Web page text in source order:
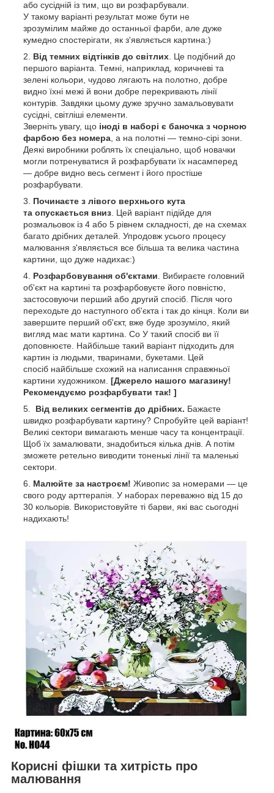
або сусідній із тим, що ви розфарбували.
У такому варіанті результат може бути не
зрозумілим майже до останньої фарби, але дуже
кумедно спостерігати, як з'являється картина:)
Від темних відтінків до світлих . Це подібний до
першого варіанта. Темні, наприклад, коричневі та
зелені кольори, чудово лягають на полотно, добре
видно їхні межі й вони добре перекривають лінії
контурів. Завдяки цьому дуже зручно замальовувати
сусідні, світліші елементи.
Зверніть увагу, що іноді в наборі є баночка з чорною
фарбою без номера , а на полотні — темно-сірі зони.
Деякі виробники роблять їх спеціально, щоб новачки
могли потренуватися й розфарбувати їх насамперед
— добре видно весь сегмент і його простіше
розфарбувати.
Починаєте з лівого верхнього кута
та опускається вниз . Цей варіант підійде для
розмальовок із 4 або 5 рівнем складності, де на схемах
багато дрібних деталей. Упродовж усього процесу
малювання з'являється все більша та велика частина
картини, що дуже надихає:)
Розфарбовування об'єктами . Вибираєте головний
об'єкт на картині та розфарбовуєте його повністю,
застосовуючи перший або другий спосіб. Після чого
переходьте до наступного об'єкта і так до кінця. Коли ви
завершите перший об'єкт, вже буде зрозуміло, який
вигляд має мати картина. Со У такий спосіб ви її
доповнюєте. Найбільше такий варіант підходить для
картин із людьми, тваринами, букетами. Цей
спосіб найбільше схожий на написання справжньої
картини художником. [Джерело нашого магазину!
Рекомендуємо розфарбувати так! ]
Від великих сегментів до дрібних. Бажаєте
швидко розфарбувати картину? Спробуйте цей варіант!
Великі сектори вимагають менше часу та концентрації.
Щоб їх замалювати, знадобиться кілька днів. А потім
зможете ретельно виводити тоненькі лінії та маленькі
сектори.
Малюйте за настроєм! Живопис за номерами — це
свого роду арттерапія. У наборах переважно від 15 до
30 кольорів. Використовуйте ті барви, які вас сьогодні
надихають!
Корисні фішки та хитрість про
малювання